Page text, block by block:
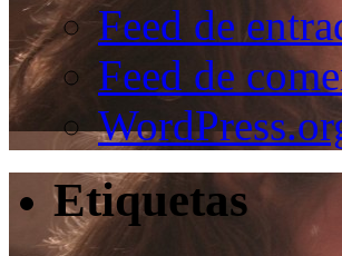
Feed de
Feed de
Etiquetas